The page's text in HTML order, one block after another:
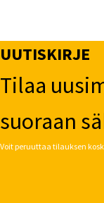
UUTISKIRJE
Tilaa
suoraan
Voit peruuttaa tilauksen